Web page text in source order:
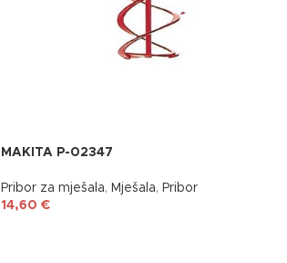
MAKITA P-02347
Pribor za mješala, Mješala, Pribor
14,60 €